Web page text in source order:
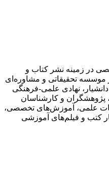
در زمینه نشر کتاب و
موسسه تحقیقاتی و مشاوره‌ای
نهادی علمی-فرهنگی
پژوهشگران و کارشناسان
علمی، آموزش‌های تخصصی،
کتب و فیلم‌های آموزشی